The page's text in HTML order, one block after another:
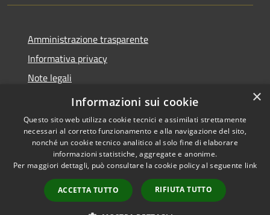
Amministrazione trasparente
Informativa privacy
Note legali
Dichiarazione di accessibilità
Accessibilità
Copyright © 2026 • Comune di
Carovigno • Powered by
Municipium•
Accesso
redazione
×
Informazioni sui cookie
Questo sito web utilizza cookie tecnici e assimilati strettamente
necessari al corretto funzionamento e alla navigazione del sito,
nonché un cookie tecnico analitico al solo fine di elaborare
informazioni statistiche, aggregate e anonime.
Per maggiori dettagli, può consultare la cookie policy al seguente link
ACCETTA TUTTO RIFIUTA TUTTO